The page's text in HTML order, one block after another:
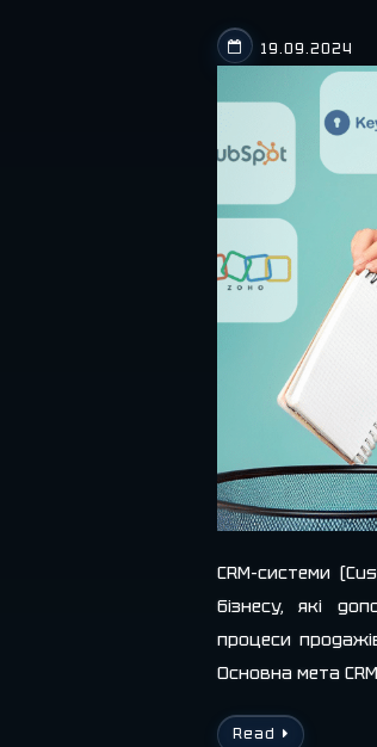
19.09.2024
CRM-системи
бізнесу, які
процеси
Основна мета
Read